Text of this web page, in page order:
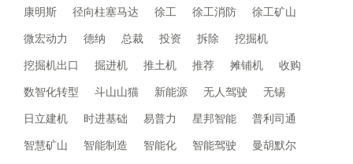
康明斯
径向柱塞马达 徐工 徐工消防
徐工矿山
微宏动力
德纳 总裁 投资 拆除
挖掘机
挖掘机出口
掘进机 推土机 推荐 摊铺机
收购
数智化转型
斗山山猫 新能源 无人驾驶
无锡
日立建机
时进基础 易普力 星邦智能
普利司通
智慧矿山
智能制造 智能化 智能驾驶
曼胡默尔